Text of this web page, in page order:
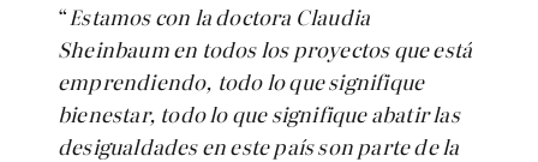
“Estamos con la doctora Claudia
Sheinbaum en todos los proyectos que está
emprendiendo, todo lo que signifique
bienestar, todo lo que signifique abatir las
desigualdades en este país son parte de la